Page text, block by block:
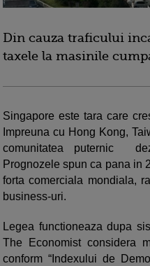
Din cauza traficului
taxele la masinile
Singapore este tara care
Impreuna cu Hong Kong,
comunitatea puternic
Prognozele spun ca pana in
forta comerciala mondiala,
business-uri.
Legea functioneaza dupa
The Economist considera
conform “Indexului de